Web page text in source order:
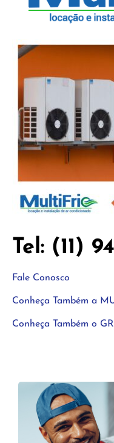
Tel: (11)
Fale Conosco
Conheça Também a
Conheça Também o